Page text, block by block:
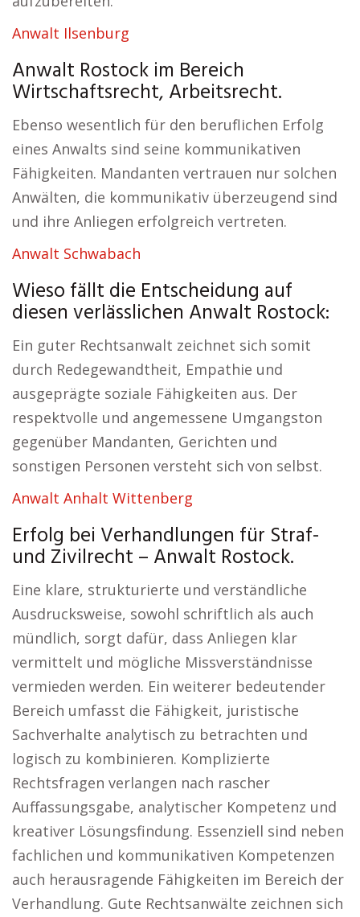
Anwalt Ilsenburg
Anwalt Rostock im Bereich
Wirtschaftsrecht, Arbeitsrecht.
Ebenso wesentlich für den beruflichen Erfolg
eines Anwalts sind seine kommunikativen
Fähigkeiten. Mandanten vertrauen nur solchen
Anwälten, die kommunikativ überzeugend sind
und ihre Anliegen erfolgreich vertreten.
Anwalt Schwabach
Wieso fällt die Entscheidung auf
diesen verlässlichen Anwalt Rostock:
Ein guter Rechtsanwalt zeichnet sich somit
durch Redegewandtheit, Empathie und
ausgeprägte soziale Fähigkeiten aus. Der
respektvolle und angemessene Umgangston
gegenüber Mandanten, Gerichten und
sonstigen Personen versteht sich von selbst.
Anwalt Anhalt Wittenberg
Erfolg bei Verhandlungen für Straf-
und Zivilrecht – Anwalt Rostock.
Eine klare, strukturierte und verständliche
Ausdrucksweise, sowohl schriftlich als auch
mündlich, sorgt dafür, dass Anliegen klar
vermittelt und mögliche Missverständnisse
vermieden werden. Ein weiterer bedeutender
Bereich umfasst die Fähigkeit, juristische
Sachverhalte analytisch zu betrachten und
logisch zu kombinieren. Komplizierte
Rechtsfragen verlangen nach rascher
Auffassungsgabe, analytischer Kompetenz und
kreativer Lösungsfindung. Essenziell sind neben
fachlichen und kommunikativen Kompetenzen
auch herausragende Fähigkeiten im Bereich der
Verhandlung. Gute Rechtsanwälte zeichnen sich